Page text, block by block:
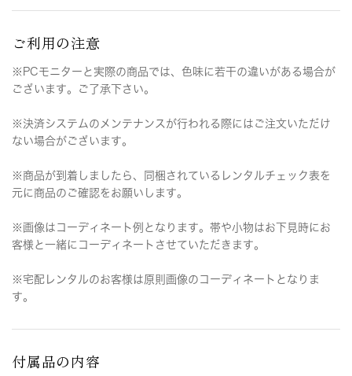
ご利用の注意
※PCモニターと実際の商品では、色味に若干の違いがある場合が
ございます。ご了承下さい。
※決済システムのメンテナンスが行われる際にはご注文いただけ
ない場合がございます。
※商品が到着しましたら、同梱されているレンタルチェック表を
元に商品のご確認をお願いします。
※画像はコーディネート例となります。帯や小物はお下見時にお
客様と一緒にコーディネートさせていただきます。
※宅配レンタルのお客様は原則画像のコーディネートとなりま
す。
付属品の内容